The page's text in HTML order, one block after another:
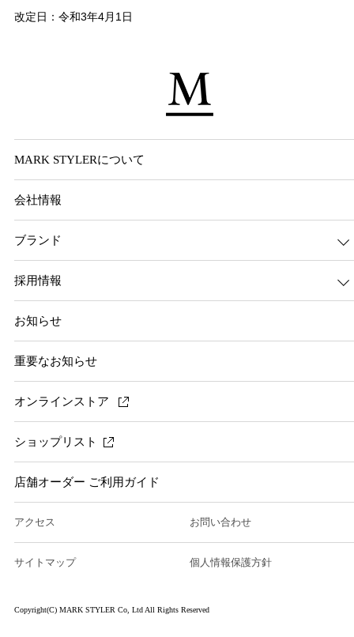
改定日：令和3年4月1日
MARK STYLERについて
会社情報
ブランド
採用情報
お知らせ
重要なお知らせ
オンラインストア
ショップリスト
店舗オーダー ご利用ガイド
アクセス お問い合わせ
サイトマップ 個人情報保護方針
Copyright(C) MARK STYLER Co, Ltd All Rights Reserved